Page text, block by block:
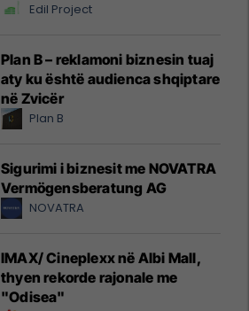
Edil Project
Plan B – reklamoni biznesin tuaj
aty ku është audienca shqiptare
në Zvicër
Plan B
Sigurimi i biznesit me NOVATRA
Vermögensberatung AG
NOVATRA
IMAX/ Cineplexx në Albi Mall,
thyen rekorde rajonale me
"Odisea"